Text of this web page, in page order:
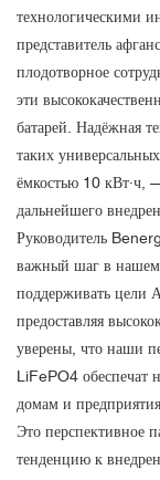
технологическими
представитель
плодотворное
эти
батарей. Надёжная
таких
ёмкостью 10 кВт·ч,
дальнейшего
Руководитель
важный шаг в нашем
поддерживать цели
предоставляя
уверены, что наши
LiFePO4 обеспечат
домам и
Это перспективное
тенденцию к